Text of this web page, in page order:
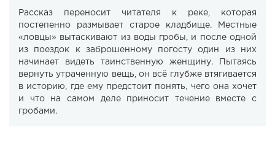
Рассказ переносит читателя к реке, которая
постепенно размывает старое кладбище. Местные
«ловцы» вытаскивают из воды гробы, и после одной
из поездок к заброшенному погосту один из них
начинает видеть таинственную женщину. Пытаясь
вернуть утраченную вещь, он всё глубже втягивается
в историю, где ему предстоит понять, чего она хочет
и что на самом деле приносит течение вместе с
гробами.